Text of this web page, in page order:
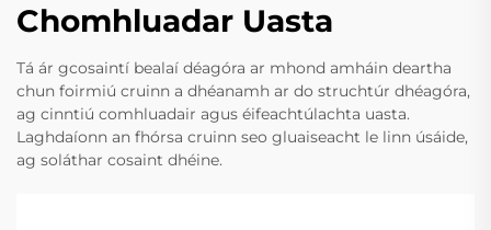
Chomhluadar Uasta
Tá ár gcosaintí bealaí déagóra ar mhond amháin deartha
chun foirmiú cruinn a dhéanamh ar do struchtúr dhéagóra,
ag cinntiú comhluadair agus éifeachtúlachta uasta.
Laghdaíonn an fhórsa cruinn seo gluaiseacht le linn úsáide,
ag soláthar cosaint dhéine.